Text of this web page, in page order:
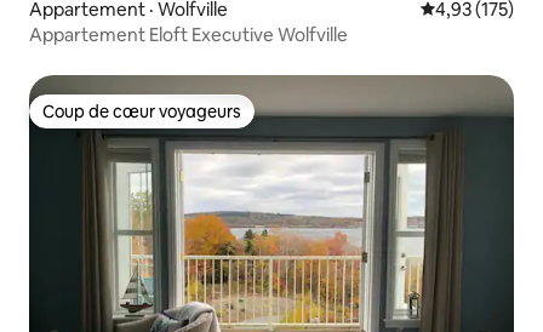
Appartement · Wolfville Note
4,93 (175)
Appartement Eloft Executive Wolfville
Coup de cœur voyageurs
Coup de cœur voyageurs